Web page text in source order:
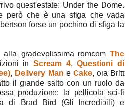
quest'estate: Under the Dome.
però che è una sfiga che vada
forse un pochino di sfiga la
gradevolissima romcom The
inScream 4,Questioni di
, Delivery Man e Cake, ora Britt
il grande salto con un ruolo da
produzione: la pellicola sci-fi
di Brad Bird (Gli Incredibili) e